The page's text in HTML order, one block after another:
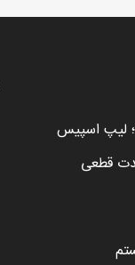
لیپ اسپیس
قطعی